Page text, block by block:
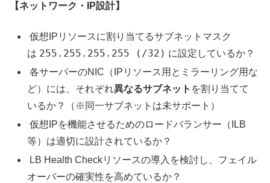
【ネットワーク・IP設計】
仮想IPリソースに割り当てるサブネットマスク
は 255.255.255.255 (/32) に設定しているか？
各サーバーのNIC（IPリソース用とミラーリング用な
ど）には、それぞれ異なるサブネット を割り当てて
いるか？（※同一サブネットは未サポート）
仮想IPを機能させるためのロードバランサー（ILB
等）は適切に設計されているか？
LB Health Checkリソースの導入を検討し、フェイル
オーバーの確実性を高めているか？